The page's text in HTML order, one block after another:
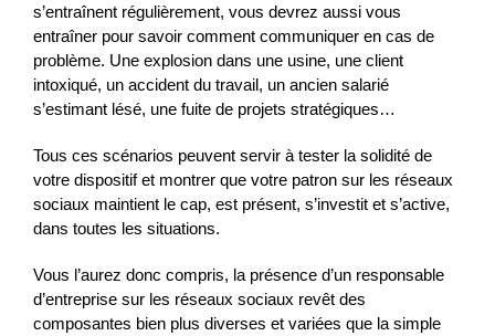
s’entraînent régulièrement, vous devrez aussi vous
entraîner pour savoir comment communiquer en cas de
problème. Une explosion dans une usine, une client
intoxiqué, un accident du travail, un ancien salarié
s’estimant lésé, une fuite de projets stratégiques…
Tous ces scénarios peuvent servir à tester la solidité de
votre dispositif et montrer que votre patron sur les réseaux
sociaux maintient le cap, est présent, s’investit et s’active,
dans toutes les situations.
Vous l’aurez donc compris, la présence d’un responsable
d’entreprise sur les réseaux sociaux revêt des
composantes bien plus diverses et variées que la simple